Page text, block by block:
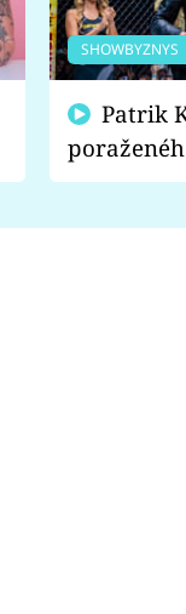
SHOWBYZNYS
fanoušci